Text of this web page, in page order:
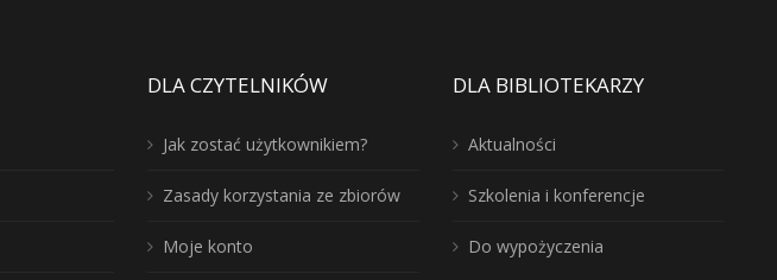
DLA CZYTELNIKÓW
Jak zostać użytkownikiem?
Zasady korzystania ze zbiorów
Moje konto
DLA BIBLIOTEKARZY
Aktualności
Szkolenia i konferencje
Do wypożyczenia